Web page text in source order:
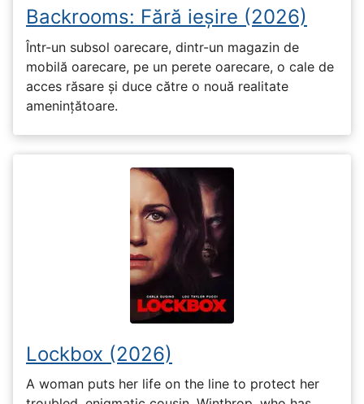
Backrooms: Fără ieșire (2026)
Într-un subsol oarecare, dintr-un magazin de
mobilă oarecare, pe un perete oarecare, o cale de
acces răsare și duce către o nouă realitate
amenințătoare.
Lockbox (2026)
A woman puts her life on the line to protect her